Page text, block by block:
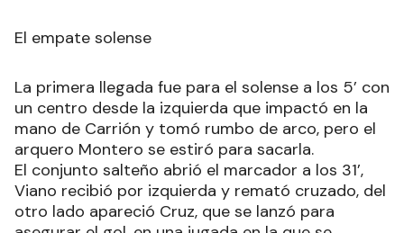
El empate solense
La primera llegada fue para el solense a los 5’ con
un centro desde la izquierda que impactó en la
mano de Carrión y tomó rumbo de arco, pero el
arquero Montero se estiró para sacarla.
El conjunto salteño abrió el marcador a los 31’,
Viano recibió por izquierda y remató cruzado, del
otro lado apareció Cruz, que se lanzó para